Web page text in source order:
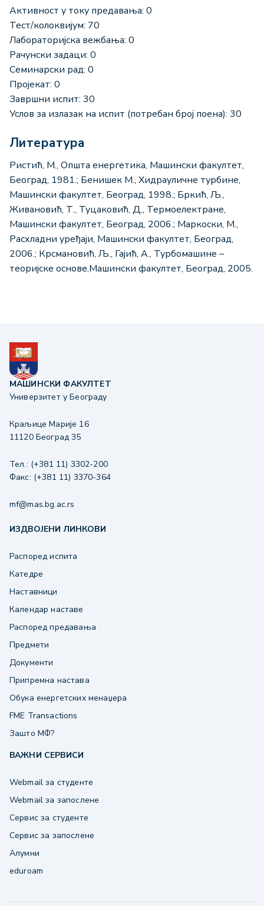
Активност у току предавања: 0
Тест/колоквијум: 70
Лабораторијска вежбања: 0
Рачунски задаци: 0
Семинарски рад: 0
Пројекат: 0
Завршни испит: 30
Услов за излазак на испит (потребан број поена): 30
Литература
Ристић, М., Општа енергетика, Машински факултет,
Београд, 1981.; Бенишек М., Хидрауличне турбине,
Машински факултет, Београд, 1998.; Бркић, Љ.,
Живановић, Т., Туцаковић, Д., Термоелектране,
Машински факултет, Београд, 2006.; Маркоски, М.,
Расхладни уређаји, Машински факултет, Београд,
2006.; Крсмановић, Љ., Гајић, А., Турбомашине –
теоријске основе,Машински факултет, Београд, 2005.
МАШИНСКИ ФАКУЛТЕТ
Универзитет у Београду
Краљице Марије 16
11120 Београд 35
Тел.: (+381 11) 3302-200
Факс: (+381 11) 3370-364
mf@mas.bg.ac.rs
ИЗДВОЈЕНИ ЛИНКОВИ
Распоред испита
Катедре
Наставници
Календар наставе
Распоред предавања
Предмети
Документи
Припремна настава
Обука енергетских менаџера
FME Transactions
Зашто МФ?
ВАЖНИ СЕРВИСИ
Webmail за студенте
Webmail за запослене
Сервис за студенте
Сервис за запослене
Алумни
eduroam